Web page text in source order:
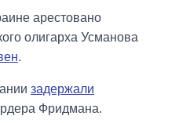
арестовано
олигарха Усманова
.
задержали
Фридмана.